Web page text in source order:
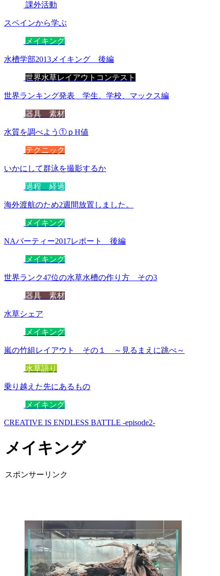
課外活動
スペインから学ぶ
メイキング
水槽学部2013メイキング 後編
世界水草レイアウトコンテスト
世界ランキング発表 学生、学校、マックス編
器具 素材
水質を調べよう①ｐH値
テクニック
いかにして群泳を撮影するか
過程 経過
海外渡航のため2週間放置しました。
メイキング
NAパーティー2017レポート 後編
メイキング
世界ランク47位の水草水槽の作り方 その3
器具 素材
水草シェア
メイキング
嵐の竹組レイアウト その１ ～見るまえに跳べ～
水草語り
乗り越えた先にあるもの
メイキング
CREATIVE IS ENDLESS BATTLE -episode2-
メイキング
スポンサーリンク